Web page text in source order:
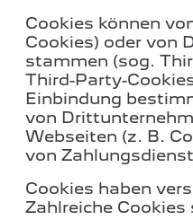
Cookies können
Cookies) oder von
stammen (sog.
Third-Party-
Einbindung
von
Webseiten (z. B.
von
Cookies haben
Zahlreiche